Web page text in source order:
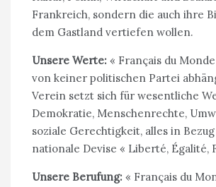
Frankreich, sondern die auch ihre
dem Gastland vertiefen wollen.
Unsere Werte: « Français du
von keiner politischen Partei
Verein setzt sich für wesentliche
Demokratie, Menschenrechte,
soziale Gerechtigkeit, alles in
nationale Devise « Liberté, Égalité,
Unsere Berufung: « Français du